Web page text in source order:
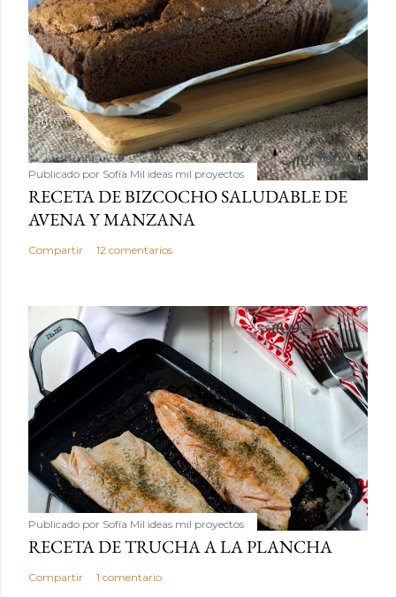
Publicado por Sofía Mil ideas mil proyectos
RECETA DE BIZCOCHO SALUDABLE DE
AVENA Y MANZANA
Compartir 12 comentarios
Publicado por Sofía Mil ideas mil proyectos
RECETA DE TRUCHA A LA PLANCHA
Compartir 1 comentario